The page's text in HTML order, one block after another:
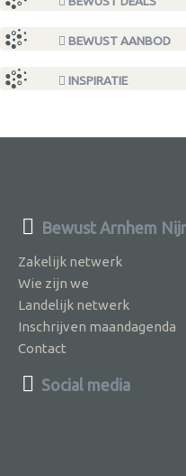
BEWUST AANBOD
INSPIRATIE
Bewust Arnhem
Zakelijk netwerk
Wie zijn we
Landelijk netwerk
Inschrijven maandagenda
Contact
Social media